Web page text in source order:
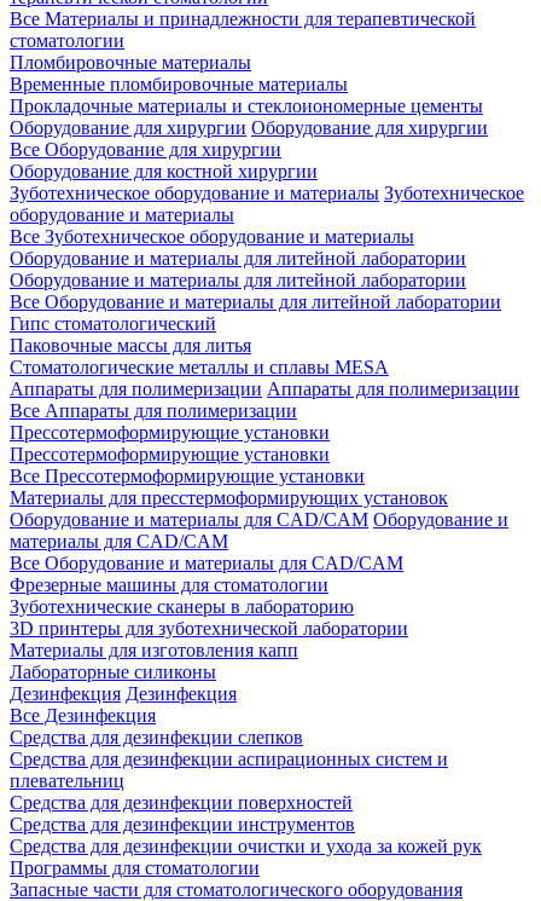
Все Материалы и принадлежности для терапевтической
стоматологии
Пломбировочные материалы
Временные пломбировочные материалы
Прокладочные материалы и стеклоиономерные цементы
Оборудование для хирургии Оборудование для хирургии
Все Оборудование для хирургии
Оборудование для костной хирургии
Зуботехническое оборудование и материалы Зуботехническое
оборудование и материалы
Все Зуботехническое оборудование и материалы
Оборудование и материалы для литейной лаборатории
Оборудование и материалы для литейной лаборатории
Все Оборудование и материалы для литейной лаборатории
Гипс стоматологический
Паковочные массы для литья
Стоматологические металлы и сплавы MESA
Аппараты для полимеризации Аппараты для полимеризации
Все Аппараты для полимеризации
Прессотермоформирующие установки
Прессотермоформирующие установки
Все Прессотермоформирующие установки
Материалы для пресстермоформирующих установок
Оборудование и материалы для CAD/CAM Оборудование и
материалы для CAD/CAM
Все Оборудование и материалы для CAD/CAM
Фрезерные машины для стоматологии
Зуботехнические сканеры в лабораторию
3D принтеры для зуботехнической лаборатории
Материалы для изготовления капп
Лабораторные силиконы
Дезинфекция Дезинфекция
Все Дезинфекция
Средства для дезинфекции слепков
Средства для дезинфекции аспирационных систем и
плевательниц
Средства для дезинфекции поверхностей
Средства для дезинфекции инструментов
Средства для дезинфекции очистки и ухода за кожей рук
Программы для стоматологии
Запасные части для стоматологического оборудования